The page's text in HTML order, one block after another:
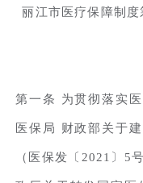
丽江市医疗保障制
第一条 为贯彻落实
医保局 财政部关于
（医保发〔2021〕5